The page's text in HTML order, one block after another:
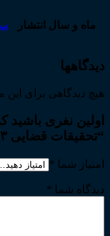
ماه و سال انتشار
دیدگاهها
هیچ دیدگاهی برای
اولین نفری باشید
“تحقیقات قضایی ۳”
امتیاز شما *
دیدگاه شما *